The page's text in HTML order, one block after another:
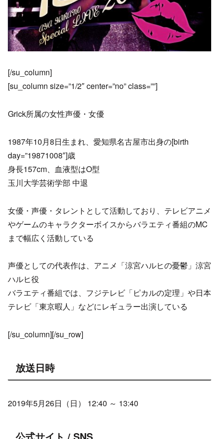
[/su_column]
[su_column size=”1/2″ center=”no” class=””]
Grick所属の女性声優・女優
1987年10月8日生まれ、愛知県名古屋市出身の[birth
day=”19871008″]歳
身長157cm、血液型はO型
玉川大学芸術学部 中退
女優・声優・タレントとして活動しており、テレビアニメ
やゲームのキャラクターボイスからバラエティ番組のMC
まで幅広く活動している
声優としての代表作は、アニメ「涼宮ハルヒの憂鬱」涼宮
ハルヒ役
バラエティ番組では、フジテレビ「ピカルの定理」や日本
テレビ「東京暇人」などにレギュラー出演している
[/su_column][/su_row]
放送日時
2019年5月26日（日） 12:40 ～ 13:40